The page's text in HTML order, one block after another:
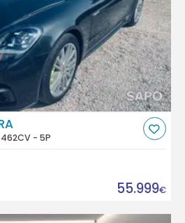
462CV - 5P
55.999€